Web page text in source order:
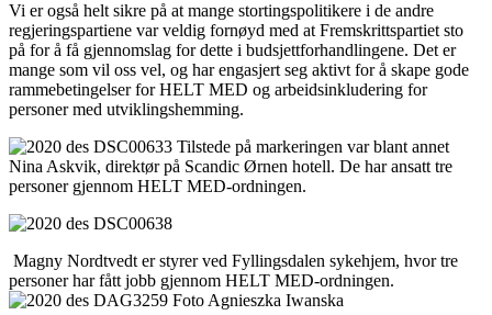
Vi er også helt sikre på at mange stortingspolitikere i de andre
regjeringspartiene var veldig fornøyd med at Fremskrittspartiet sto
på for å få gjennomslag for dette i budsjettforhandlingene. Det er
mange som vil oss vel, og har engasjert seg aktivt for å skape gode
rammebetingelser for HELT MED og arbeidsinkludering for
personer med utviklingshemming.
Tilstede på markeringen var blant annet
Nina Askvik, direktør på Scandic Ørnen hotell. De har ansatt tre
personer gjennom HELT MED-ordningen.
Magny Nordtvedt er styrer ved Fyllingsdalen sykehjem, hvor tre
personer har fått jobb gjennom HELT MED-ordningen.